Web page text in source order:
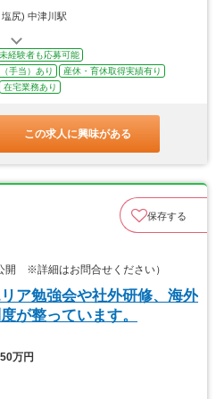
塩尻) 中津川駅
未経験者も応募可能
手当）あり
産休・育休取得実績有り
在宅業務あり
この求人に興味がある
保存する
開 ※詳細はお問合せください）
ア勉強会や社外研修、海外
が整っています。
万円